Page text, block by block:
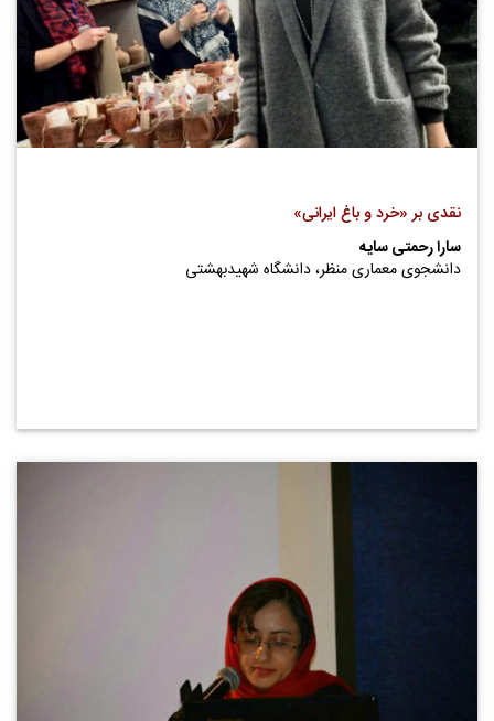
نقدی بر «خرد و باغ ایرانی»
سارا رحمتی سایه
دانشجوی معماری منظر، دانشگاه شهیدبهشتی